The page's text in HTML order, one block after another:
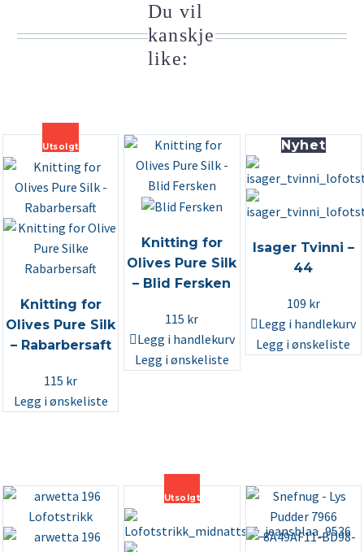
Du vil
kanskje
like:
Utsolgt
Knitting for
Olives Pure Silk
– Rabarbersaft
115 kr
Legg i ønskeliste
Knitting for
Olives Pure Silk
– Blid Fersken
115 kr
Legg i handlekurv
Legg i ønskeliste
Nyhet
Isager Tvinni –
44
109 kr
Legg i handlekurv
Legg i ønskeliste
Utsolgt